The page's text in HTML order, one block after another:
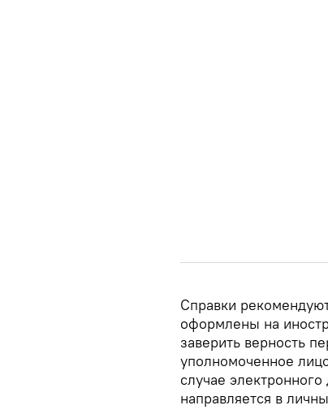
Справки
оформлены на
заверить верность
уполномоченное
случае
направляется в